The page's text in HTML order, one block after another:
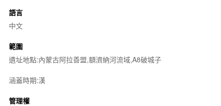
語言
中文
範圍
遺址地點:內蒙古阿拉善盟,額濟納河流域,A8破城子
涵蓋時期:漢
管理權